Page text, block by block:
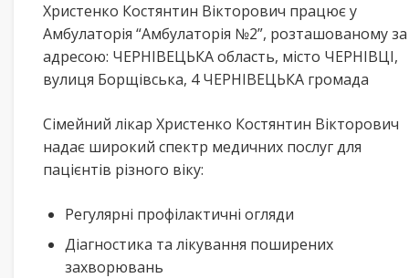
Христенко Костянтин Вікторович працює у
Амбулаторія “Амбулаторія №2”, розташованому за
адресою: ЧЕРНІВЕЦЬКА область, місто ЧЕРНІВЦІ,
вулиця Борщівська, 4 ЧЕРНІВЕЦЬКА громада
Сімейний лікар Христенко Костянтин Вікторович
надає широкий спектр медичних послуг для
пацієнтів різного віку:
Регулярні профілактичні огляди
Діагностика та лікування поширених
захворювань